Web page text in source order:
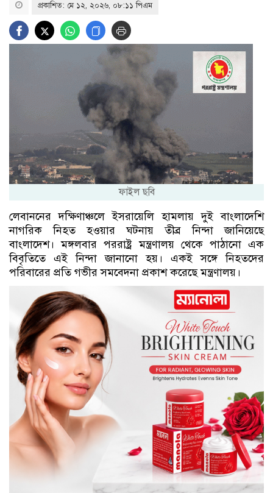
প্রকাশিত: মে ১২, ২০২৬, ০৮:১১ পিএম
ফাইল ছবি
লেবাননের দক্ষিণাঞ্চলে ইসরায়েলি হামলায় দুই বাংলাদেশি
নাগরিক নিহত হওয়ার ঘটনায় তীব্র নিন্দা জানিয়েছে
বাংলাদেশ। মঙ্গলবার পররাষ্ট্র মন্ত্রণালয় থেকে পাঠানো এক
বিবৃতিতে এই নিন্দা জানানো হয়। একই সঙ্গে নিহতদের
পরিবারের প্রতি গভীর সমবেদনা প্রকাশ করেছে মন্ত্রণালয়।